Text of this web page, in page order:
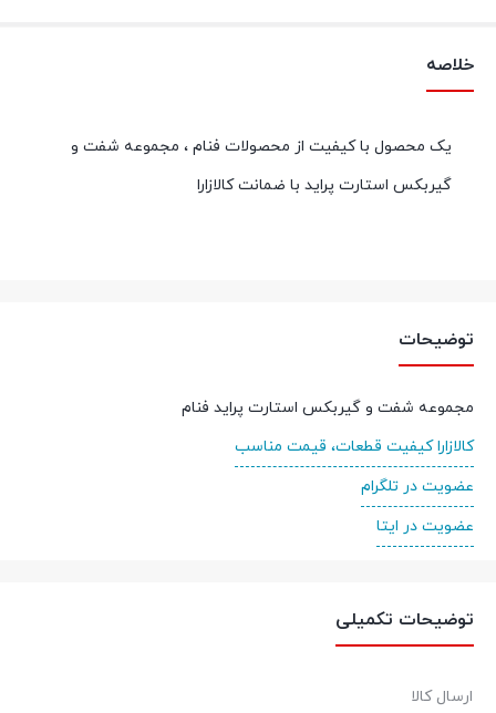
خلاصه
یک محصول با کیفیت از محصولات فنام ، مجموعه شفت و
گیربکس استارت پراید با ضمانت کالازارا
توضیحات
مجموعه شفت و گیربکس استارت پراید فنام
کالازارا کیفیت قطعات، قیمت مناسب
عضویت در تلگرام
عضویت در ایتا
توضیحات تکمیلی
ارسال کالا